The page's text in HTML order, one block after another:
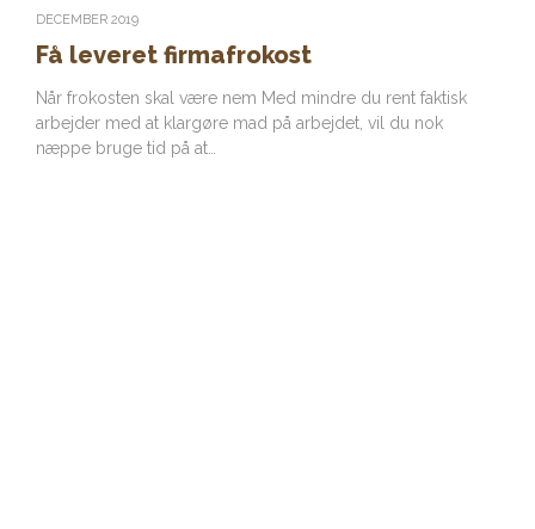
DECEMBER 2019
Få leveret firmafrokost
Når frokosten skal være nem Med mindre du rent faktisk
arbejder med at klargøre mad på arbejdet, vil du nok
næppe bruge tid på at…